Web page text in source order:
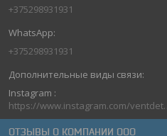
+375298931931
+375298931931
Instagram
https://
ОТЗЫВЫ О КОМПАНИИ ООО